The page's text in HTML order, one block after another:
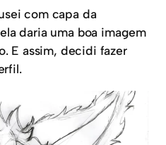
com capa da
daria uma boa imagem
E assim, decidi fazer